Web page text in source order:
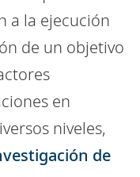
a la ejecución
de un objetivo
en
niveles,
de